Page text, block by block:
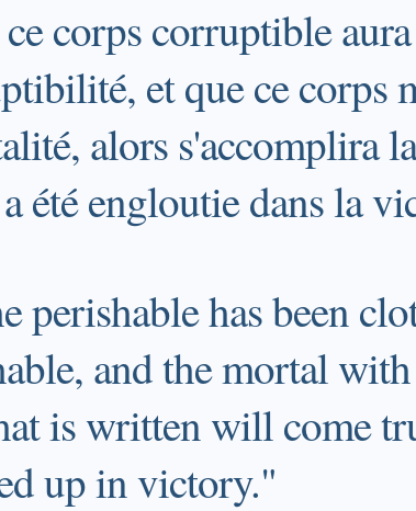
corps corruptible
et que ce corps
alors s'accomplira
été engloutie dans la
perishable has been
and the mortal
is written will come
up in victory."